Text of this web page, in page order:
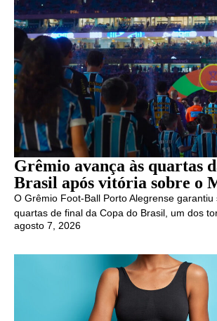
Grêmio avança às quartas
Brasil após vitória sobre o
O Grêmio Foot-Ball Porto Alegrense garantiu
quartas de final da Copa do Brasil, um dos
agosto 7, 2026